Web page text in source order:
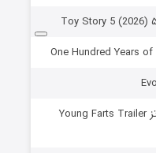
دانلود مستند قطعات تریلر یانگ فارتز Young Farts Trailer